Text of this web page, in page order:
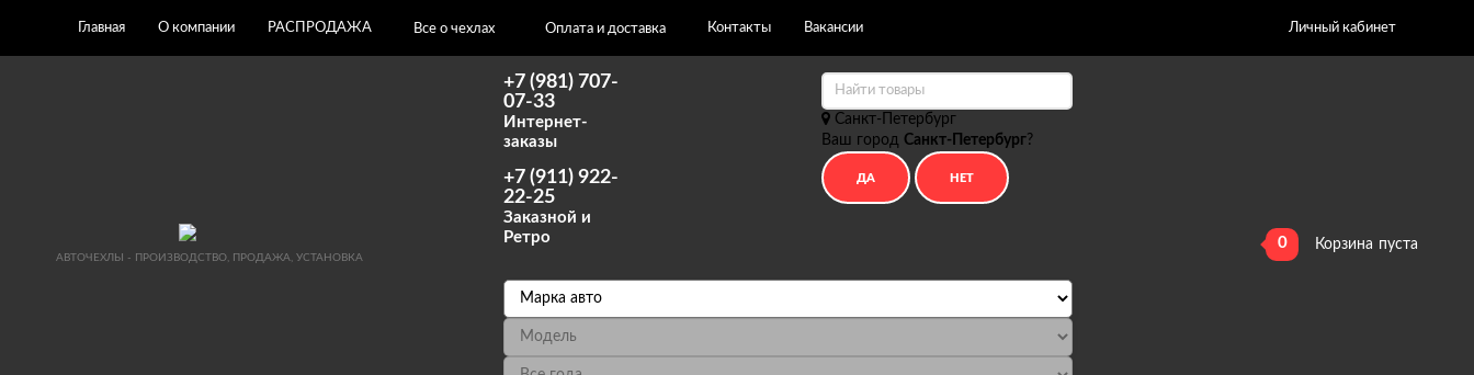
Главная О компании РАСПРОДАЖА Все о чехлах Оплата и доставка Контакты Вакансии Личный кабинет
АВТОЧЕХЛЫ - ПРОИЗВОДСТВО, ПРОДАЖА, УСТАНОВКА
+7 (981) 707-
07-33
Интернет-
заказы
+7 (911) 922-
22-25
Заказной и
Ретро
Санкт-Петербург
Ваш город Санкт-Петербург?
0 Корзина пуста